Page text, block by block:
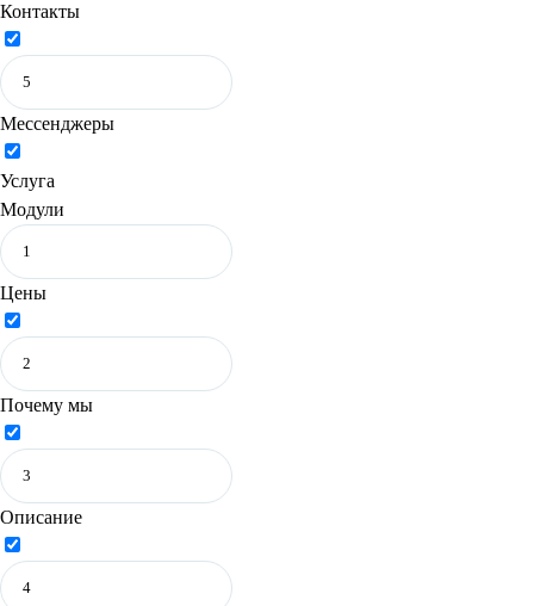
Контакты
Мессенджеры
Услуга
Модули
Цены
Почему мы
Описание